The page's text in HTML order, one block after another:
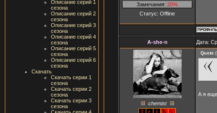
Описание серий 1
сезона
Описание серий 2
сезона
Описание серий 3
сезона
Описание серий 4
сезона
Описание серий 5
сезона
Описание серий 6
сезона
Скачать
Скачать серии 1
сезона
Скачать серии 2
сезона
Скачать серии 3
сезона
Замечания: 20%
Статус: Offline
A-she-n Дата:
chemist
Quote (
А я